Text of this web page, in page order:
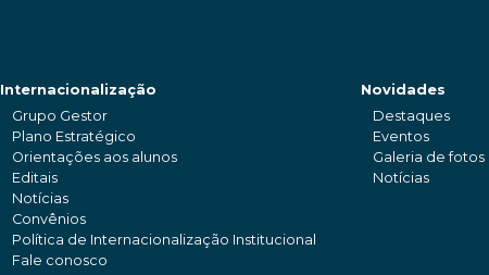
Internacionalização
Grupo Gestor
Plano Estratégico
Orientações aos alunos
Editais
Notícias
Convênios
Política de Internacionalização Institucional
Fale conosco
Novidades
Destaques
Eventos
Galeria de fotos
Notícias